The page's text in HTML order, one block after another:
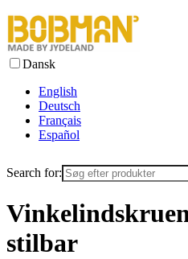
Dansk
English
Deutsch
Français
Español
Search for:
stilbar